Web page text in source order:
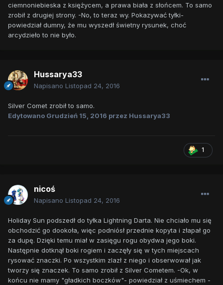
ciemnoniebieska z księżycem, a prawa biała z słońcem. To samo
zrobił z drugiej strony. -No, to teraz wy. Pokazywać tyłki-
powiedział dumny, że mu wyszedł świetny rysunek, choć
arcydzieło to nie było.
Hussarya33
Napisano Listopad 24, 2016
Silver Comet zrobił to samo.
Edytowano Grudzień 15, 2016 przez Hussarya33
1
nicoś
Napisano Listopad 24, 2016
Holiday Sun podszedł do tyłka Lightning Darta. Nie chciało mu się
obchodzić go dookoła, więc podniósł przednie kopyta i złapał go
za dupę. Dzięki temu miał w zasięgu rogu obydwa jego boki.
Następnie dotknął boki rogiem i zaczęły się w tych miejscach
rysować znaczki. Po wszystkim zlazł z niego i obserwował jak
tworzy się znaczek. To samo zrobił z Silver Cometem. -Ok, w
końcu nie mamy "gładkich boczków"- powiedział z uśmiechem -